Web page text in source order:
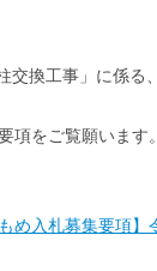
交換工事」に係
項をご覧願います。
め入札募集要項